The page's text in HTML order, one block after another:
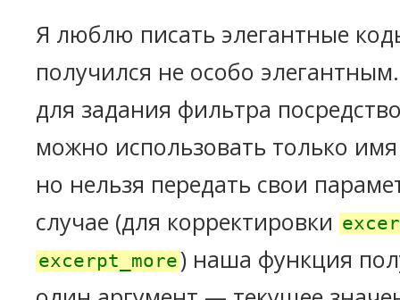
Я люблю писать элегантные
получился не особо
для задания фильтра
можно использовать только
но нельзя передать свои
случае (для корректировки
excerpt_more) наша функция